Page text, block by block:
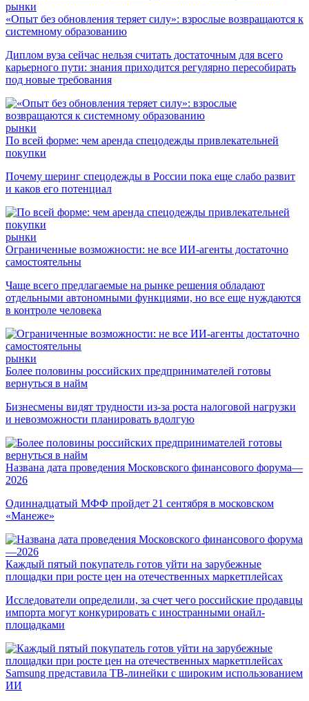
рынки
«Опыт без обновления теряет силу»: взрослые возвращаются к
системному образованию
Диплом вуза сейчас нельзя считать достаточным для всего
карьерного пути: знания приходится регулярно пересобирать
под новые требования
рынки
По всей форме: чем аренда спецодежды привлекательней
покупки
Почему шеринг спецодежды в России пока еще слабо развит
и каков его потенциал
рынки
Ограниченные возможности: не все ИИ-агенты достаточно
самостоятельны
Чаще всего предлагаемые на рынке решения обладают
отдельными автономными функциями, но все еще нуждаются
в контроле человека
рынки
Более половины российских предпринимателей готовы
вернуться в найм
Бизнесмены видят трудности из-за роста налоговой нагрузки
и невозможности планировать вдолгую
Названа дата проведения Московского финансового форума—
2026
Одиннадцатый МФФ пройдет 21 сентября в московском
«Манеже»
Каждый пятый покупатель готов уйти на зарубежные
площадки при росте цен на отечественных маркетплейсах
Исследователи определили, за счет чего российские продавцы
импорта могут конкурировать с иностранными онайл-
площадками
Samsung представила ТВ-линейки с широким использованием
ИИ